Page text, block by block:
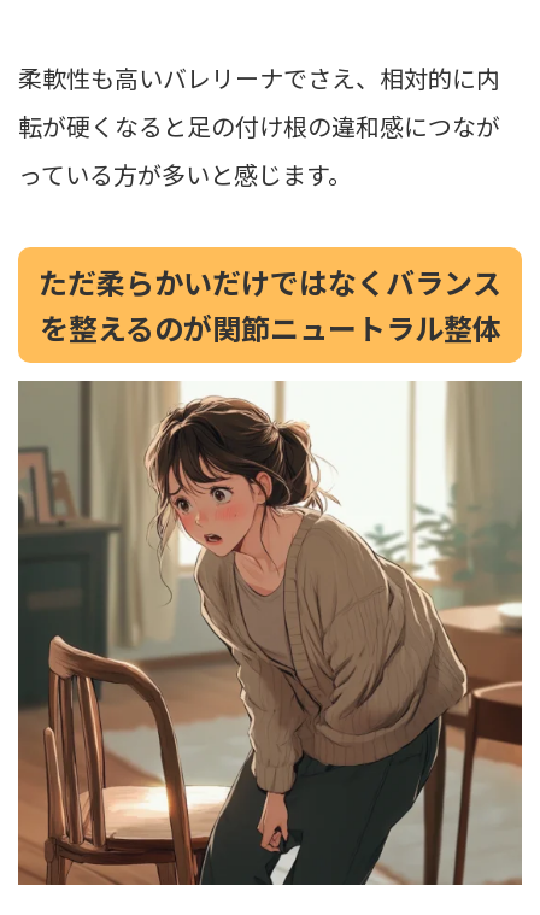
柔軟性も高いバレリーナでさえ、相対的に内
転が硬くなると足の付け根の違和感につなが
っている方が多いと感じます。
ただ柔らかいだけではなくバランス
を整えるのが関節ニュートラル整体